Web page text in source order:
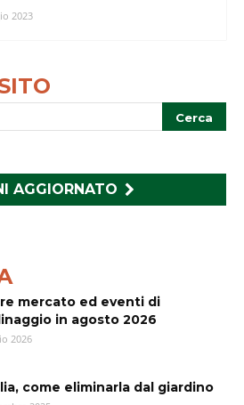
2023
AGGIORNATO
mercato ed eventi di
in agosto 2026
2026
come eliminarla dal giardino